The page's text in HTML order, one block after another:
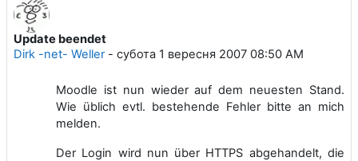
Update beendet
Dirk -net- Weller- субота 1 вересня 2007 08:50 AM
Кількість відповідей: 0
Moodle ist nun wieder auf dem neuesten Stand.
Wie üblich evtl. bestehende Fehler bitte an mich
melden.
Der Login wird nun über HTTPS abgehandelt, die